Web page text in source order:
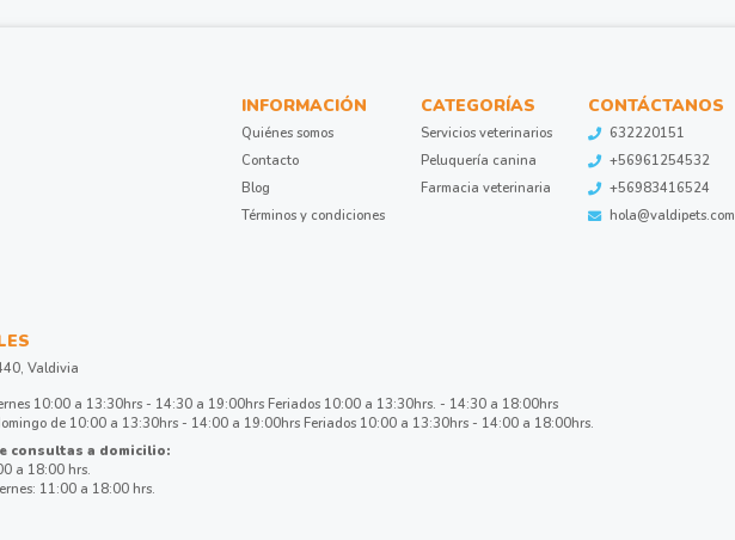
INFORMACIÓN
Quiénes somos
Contacto
Blog
Términos y condiciones
CATEGORÍAS
Servicios veterinarios
Peluquería canina
Farmacia veterinaria
CONTÁCTANOS
632220151
+56961254532
+56983416524
hola@valdipets.com
Valdivia
10:00 a 13:30hrs - 14:30 a 19:00hrs Feriados 10:00 a 13:30hrs. - 14:30 a 18:00hrs
de 10:00 a 13:30hrs - 14:00 a 19:00hrs Feriados 10:00 a 13:30hrs - 14:00 a 18:00hrs.
consultas a domicilio:
a 18:00 hrs.
11:00 a 18:00 hrs.